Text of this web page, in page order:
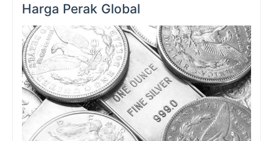
Harga Perak Global